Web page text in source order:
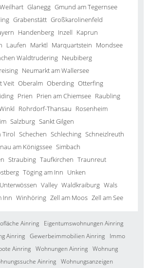
Glanegg Gmund am Tegernsee
Grabenstätt Großkarolinenfeld
Handenberg Inzell Kaprun
Laufen Marktl Marquartstein Mondsee
Waldtrudering Neubiberg
Neumarkt am Wallersee
Veit Oberalm Oberding Otterfing
Prien Prien am Chiemsee Raubling
Rohrdorf-Thansau Rosenheim
Salzburg Sankt Gilgen
Tirol Schechen Schleching Schneizlreuth
am Königssee Simbach
Straubing Taufkirchen Traunreut
Töging am Inn Unken
Unterwössen Valley Waldkraiburg Wals
Inn Winhöring Zell am Moos Zell am See
Ainring
Eigentumswohnungen Ainring
Ainring Gewerbeimmobilien Ainring
Immo
Ainring Wohnungen Ainring Wohnung
Ainring Wohnungsanzeigen